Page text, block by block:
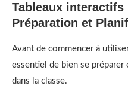
Tableaux interactifs
Préparation et
Avant de commencer à
essentiel de bien se
dans la classe.